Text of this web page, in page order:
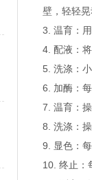
壁，轻轻
3. 温育：
4. 配液：
5. 洗涤：
6. 加酶：
7. 温育：
8. 洗涤：
9. 显色：
10. 终止：